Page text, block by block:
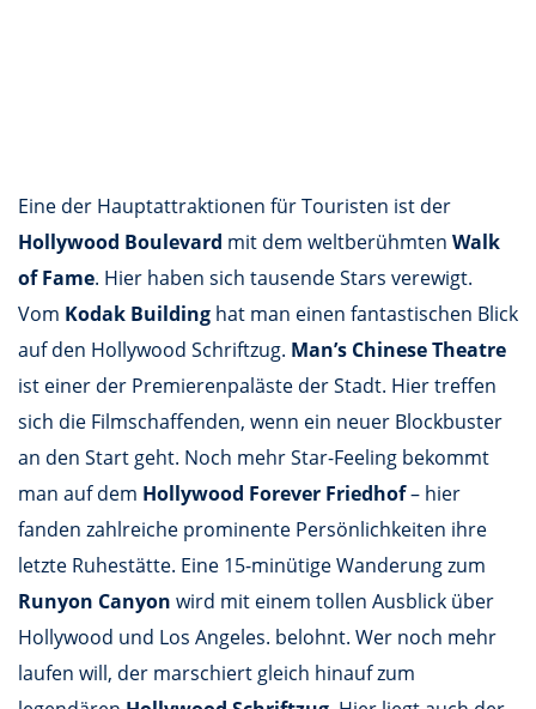
Eine der Hauptattraktionen für Touristen ist der
Hollywood Boulevard mit dem weltberühmten Walk
of Fame. Hier haben sich tausende Stars verewigt.
Vom Kodak Building hat man einen fantastischen Blick
auf den Hollywood Schriftzug. Man’s Chinese Theatre
ist einer der Premierenpaläste der Stadt. Hier treffen
sich die Filmschaffenden, wenn ein neuer Blockbuster
an den Start geht. Noch mehr Star-Feeling bekommt
man auf dem Hollywood Forever Friedhof– hier
fanden zahlreiche prominente Persönlichkeiten ihre
letzte Ruhestätte. Eine 15-minütige Wanderung zum
Runyon Canyon wird mit einem tollen Ausblick über
Hollywood und Los Angeles. belohnt. Wer noch mehr
laufen will, der marschiert gleich hinauf zum